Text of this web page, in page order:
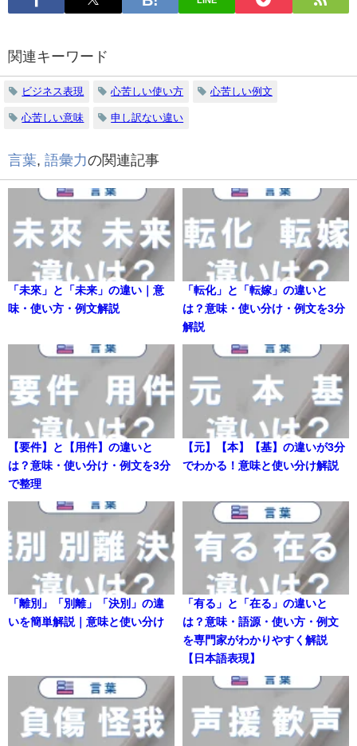
関連キーワード
ビジネス表現 心苦しい使い方 心苦しい例文
心苦しい意味 申し訳ない違い
言葉, 語彙力の関連記事
「未來」と「未来」の違い｜意
味・使い方・例文解説
「転化」と「転嫁」の違いと
は？意味・使い分け・例文を3分
解説
【要件】と【用件】の違いと
は？意味・使い分け・例文を3分
で整理
【元】【本】【基】の違いが3分
でわかる！意味と使い分け解説
「離別」「別離」「決別」の違
いを簡単解説｜意味と使い分け
「有る」と「在る」の違いと
は？意味・語源・使い方・例文
を専門家がわかりやすく解説
【日本語表現】